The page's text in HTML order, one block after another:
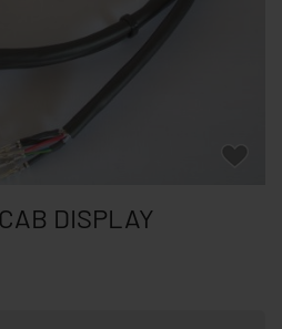
DISPLAY